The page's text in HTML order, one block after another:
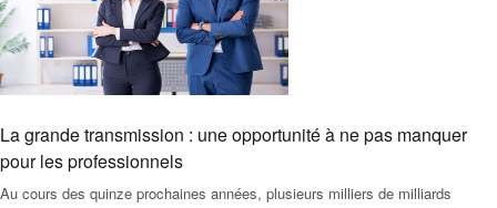
La grande transmission : une opportunité à ne pas manquer
pour les professionnels
Au cours des quinze prochaines années, plusieurs milliers de milliards